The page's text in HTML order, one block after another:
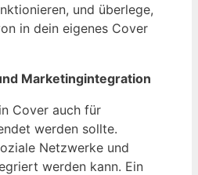
und überlege,
in dein eigenes Cover
Marketingintegration
Cover auch für
werden sollte.
Netzwerke und
werden kann. Ein